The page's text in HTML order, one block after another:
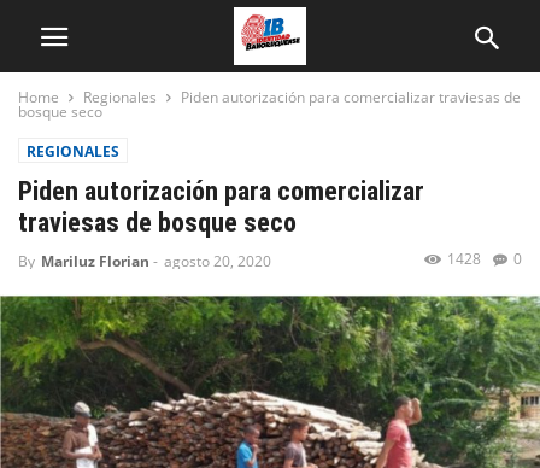
Home Regionales Piden autorización para comercializar traviesas de
bosque seco
REGIONALES
Piden autorización para comercializar
traviesas de bosque seco
By Mariluz Florian - agosto 20, 2020 0
1428